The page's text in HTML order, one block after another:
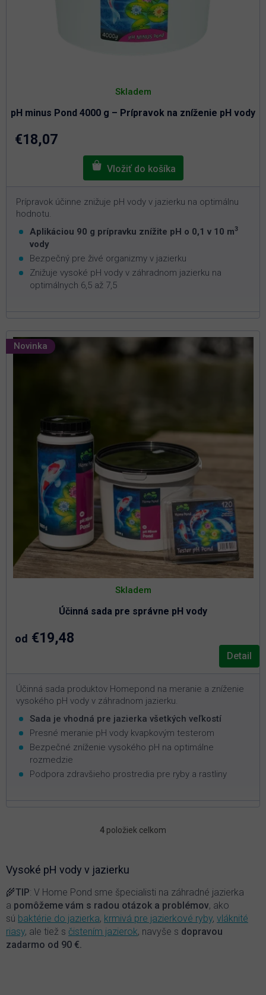
pH minus Pond 4000 g – Prípravok na zníženie pH vody
Skladem
€18,07
Prípravok účinne znižuje pH vody v jazierku na optimálnu
hodnotu.
Aplikáciou 90 g prípravku znížite pH o 0,1 v 10 m3
vody
Bezpečný pre živé organizmy v jazierku
Znižuje vysoké pH vody v záhradnom jazierku na
optimálnych 6,5 až 7,5
Novinka
Účinná sada pre správne pH vody
Skladem
od €19,48
Detail
Účinná sada produktov Homepond na meranie a zníženie
vysokého pH vody v záhradnom jazierku.
Sada je vhodná pre jazierka všetkých veľkostí
Presné meranie pH vody kvapkovým testerom
Bezpečné zníženie vysokého pH na optimálne
rozmedzie
Podpora zdravšieho prostredia pre ryby a rastliny
O
a
c
e
p
4 položiek celkom
Vysoké pH vody v jazierku
🌾TIP: V Home Pond sme špecialisti na záhradné jazierka
a pomôžeme vám s radou otázok a problémov, ako
sú baktérie do jazierka, krmivá pre jazierkové ryby, vláknité
riasy, ale tiež s čistením jazierok, navyše s dopravou
zadarmo od 90 €.